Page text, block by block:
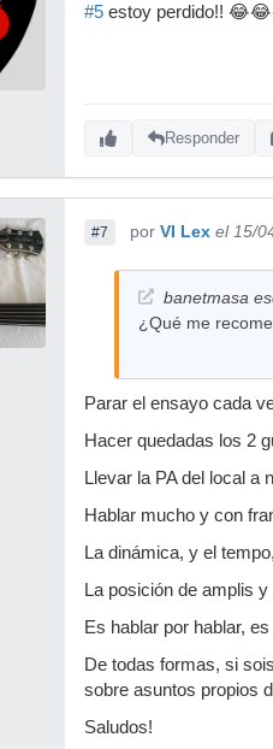
#5 estoy perdido!!
Responder
#7 por VI Lex el 15/
banetmasa
¿Qué me
Parar el ensayo cada
Hacer quedadas los 2
Llevar la PA del local a
Hablar mucho y con
La dinámica, y el
La posición de amplis
Es hablar por hablar,
De todas formas, si
sobre asuntos propios
Saludos!